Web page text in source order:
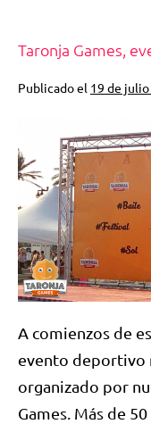
Taronja Games,
Publicado el 19 de
A comienzos de
evento deportivo
organizado por
Games. Más de